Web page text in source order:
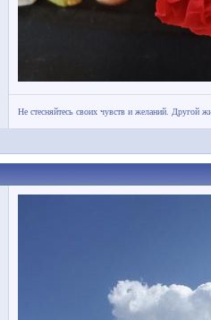
Не стесняйтесь своих чувств и желаний. Другой